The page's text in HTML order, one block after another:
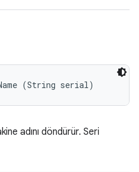
(String serial)
adını döndürür. Seri